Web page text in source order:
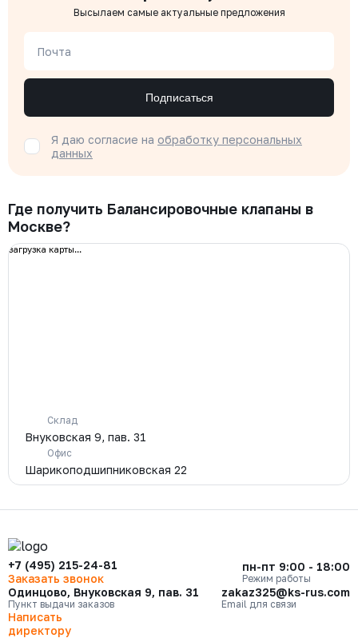
Высылаем самые актуальные предложения
Почта
Подписаться
Я даю согласие на обработку персональных
данных
Где получить Балансировочные клапаны в
Москве?
загрузка карты...
Склад
Внуковская 9, пав. 31
Офис
Шарикоподшипниковская 22
+7 (495) 215-24-81
Заказать звонок
пн-пт 9:00 - 18:00
Режим работы
Одинцово, Внуковская 9, пав. 31
Пункт выдачи заказов
zakaz325@ks-rus.com
Email для связи
Написать
директору